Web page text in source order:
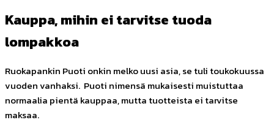
Kauppa, mihin ei tarvitse tuoda
lompakkoa
Ruokapankin Puoti onkin melko uusi asia, se tuli toukokuussa
vuoden vanhaksi. Puoti nimensä mukaisesti muistuttaa
normaalia pientä kauppaa, mutta tuotteista ei tarvitse
maksaa.